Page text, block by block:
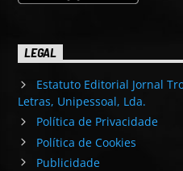
LEGAL
Estatuto Editorial Jornal
Letras, Unipessoal, Lda.
Política de Privacidade
Política de Cookies
Publicidade